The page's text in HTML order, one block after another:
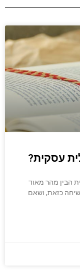
עסקית?
הבין מהר מאוד
כזאת, ושאם